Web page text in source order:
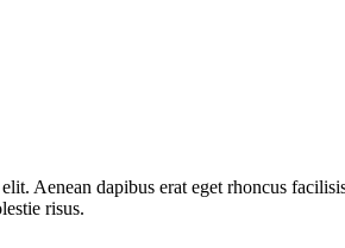
Aenean dapibus erat eget rhoncus
risus.